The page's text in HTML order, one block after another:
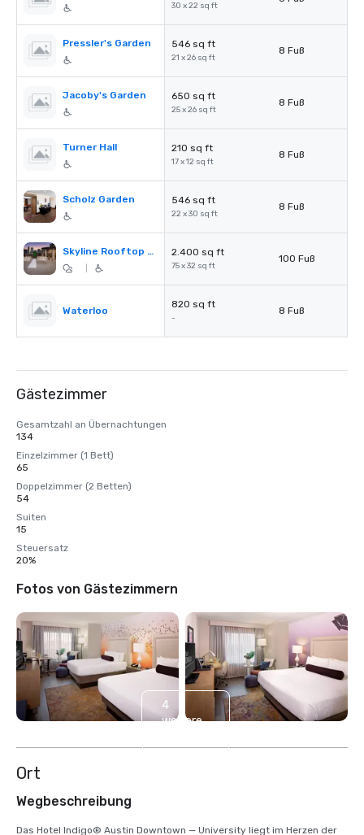
30 x 22 sq ft
Pressler's Garden 546 sq ft
21 x 26 sq ft
8 Fuß
Jacoby's Garden 650 sq ft
25 x 26 sq ft
8 Fuß
Turner Hall 210 sq ft
17 x 12 sq ft
8 Fuß
Scholz Garden 546 sq ft
22 x 30 sq ft
8 Fuß
Skyline Rooftop Pool & Bar 2.400 sq ft
75 x 32 sq ft
100 Fuß
Waterloo
820 sq ft
-
8 Fuß
Gästezimmer
Gesamtzahl an Übernachtungen
134
Einzelzimmer (1 Bett)
65
Doppelzimmer (2 Betten)
54
Suiten
15
Steuersatz
20%
Fotos von Gästezimmern
4
weitere
Ort
Wegbeschreibung
Das Hotel Indigo® Austin Downtown — University liegt im Herzen der